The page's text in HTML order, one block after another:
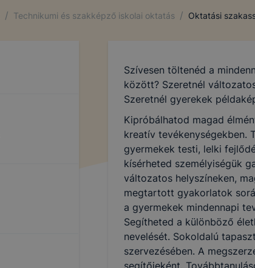
/ Technikumi és szakképző iskolai oktatás / Oktatási
Szívesen töltenéd a
között? Szeretnél
Szeretnél gyerekek
Kipróbálhatod magad
kreatív tevékenységekben.
gyermekek testi, lelki
kísérheted személyiségük
változatos helyszíneken,
megtartott gyakorlatok
a gyermekek mindennapi
Segítheted a különböző
nevelését. Sokoldalú
szervezésében. A
segítőjeként.